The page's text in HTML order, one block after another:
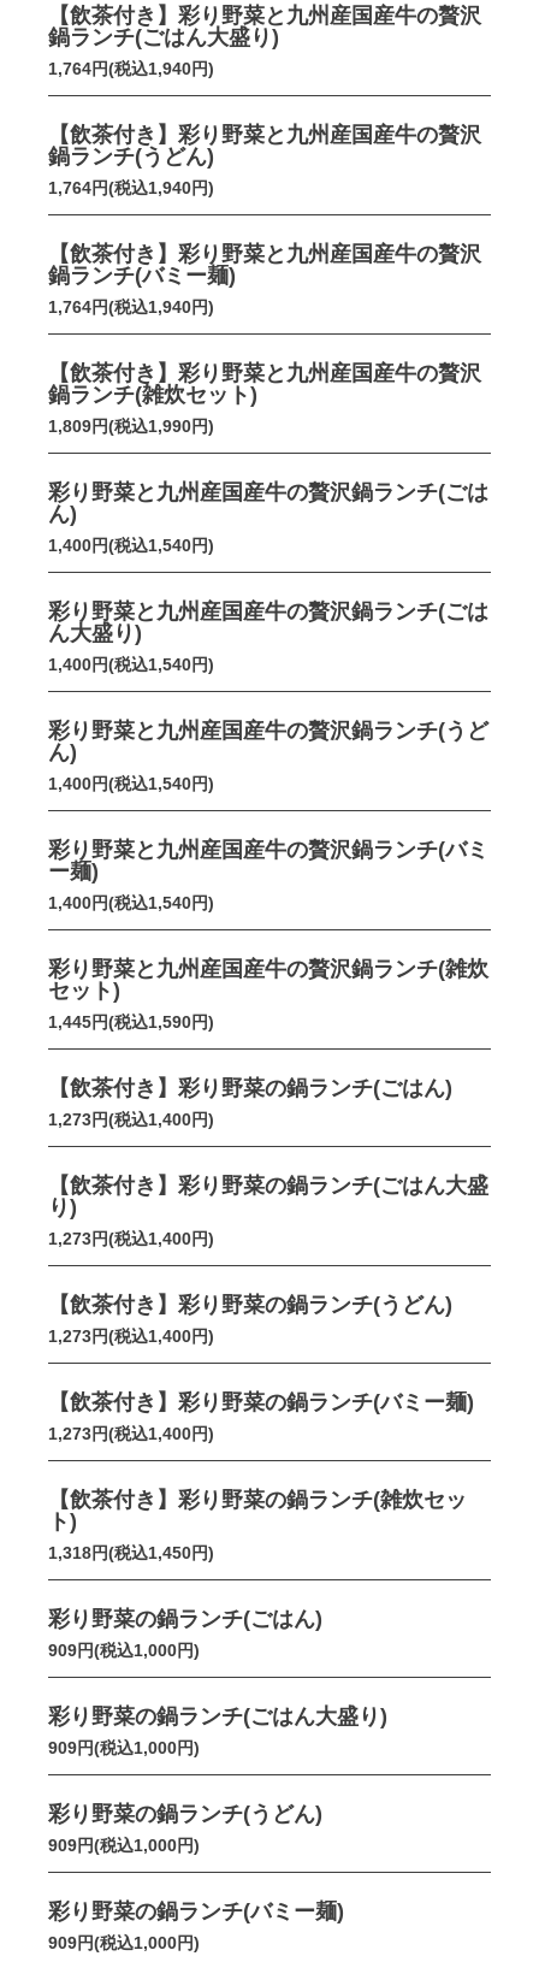
【飲茶付き】彩り野菜と九州産国産牛の贅沢
鍋ランチ(ごはん大盛り)
1,764円(税込1,940円)
【飲茶付き】彩り野菜と九州産国産牛の贅沢
鍋ランチ(うどん)
1,764円(税込1,940円)
【飲茶付き】彩り野菜と九州産国産牛の贅沢
鍋ランチ(バミー麺)
1,764円(税込1,940円)
【飲茶付き】彩り野菜と九州産国産牛の贅沢
鍋ランチ(雑炊セット)
1,809円(税込1,990円)
彩り野菜と九州産国産牛の贅沢鍋ランチ(ごは
ん)
1,400円(税込1,540円)
彩り野菜と九州産国産牛の贅沢鍋ランチ(ごは
ん大盛り)
1,400円(税込1,540円)
彩り野菜と九州産国産牛の贅沢鍋ランチ(うど
ん)
1,400円(税込1,540円)
彩り野菜と九州産国産牛の贅沢鍋ランチ(バミ
ー麺)
1,400円(税込1,540円)
彩り野菜と九州産国産牛の贅沢鍋ランチ(雑炊
セット)
1,445円(税込1,590円)
【飲茶付き】彩り野菜の鍋ランチ(ごはん)
1,273円(税込1,400円)
【飲茶付き】彩り野菜の鍋ランチ(ごはん大盛
り)
1,273円(税込1,400円)
【飲茶付き】彩り野菜の鍋ランチ(うどん)
1,273円(税込1,400円)
【飲茶付き】彩り野菜の鍋ランチ(バミー麺)
1,273円(税込1,400円)
【飲茶付き】彩り野菜の鍋ランチ(雑炊セッ
ト)
1,318円(税込1,450円)
彩り野菜の鍋ランチ(ごはん)
909円(税込1,000円)
彩り野菜の鍋ランチ(ごはん大盛り)
909円(税込1,000円)
彩り野菜の鍋ランチ(うどん)
909円(税込1,000円)
彩り野菜の鍋ランチ(バミー麺)
909円(税込1,000円)